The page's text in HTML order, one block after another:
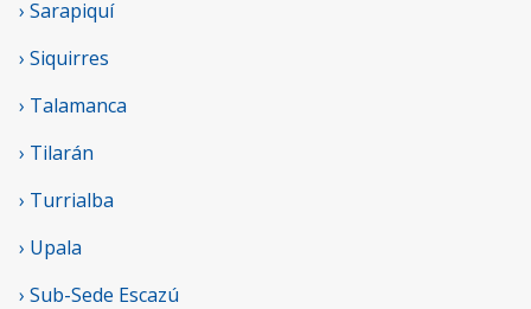
› Sarapiquí
› Siquirres
› Talamanca
› Tilarán
› Turrialba
› Upala
› Sub-Sede Escazú